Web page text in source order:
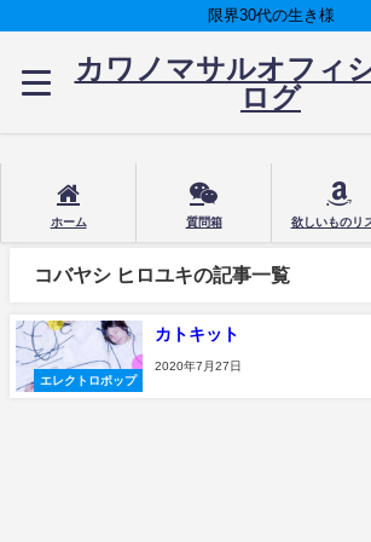
限界30代の生き様
カワノマサルオフィ
ログ
ホーム 質問箱 欲しいものリ
コバヤシ ヒロユキの記事一覧
エレクトロポップ
カトキット
2020年7月27日